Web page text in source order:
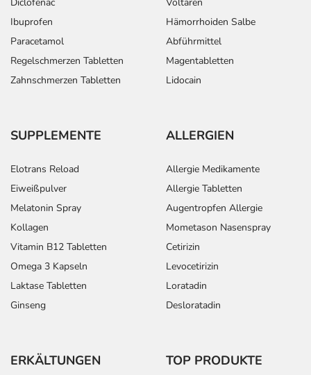
Ibuprofen
Paracetamol
Regelschmerzen Tabletten
Zahnschmerzen Tabletten
Hämorrhoiden Salbe
Abführmittel
Magentabletten
Lidocain
SUPPLEMENTE
Elotrans Reload
Eiweißpulver
Melatonin Spray
Kollagen
Vitamin B12 Tabletten
Omega 3 Kapseln
Laktase Tabletten
Ginseng
ALLERGIEN
Allergie Medikamente
Allergie Tabletten
Augentropfen Allergie
Mometason Nasenspray
Cetirizin
Levocetirizin
Loratadin
Desloratadin
ERKÄLTUNGEN TOP PRODUKTE